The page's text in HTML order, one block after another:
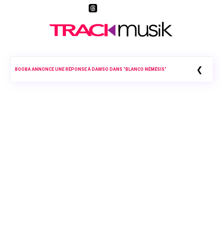
BOOBA ANNONCE UNE RÉPONSE À DAMSO DANS “BLANCO NÉMÉSIS” ❮